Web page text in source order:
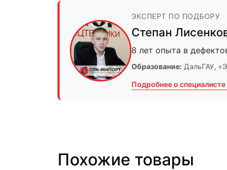
ЭКСПЕРТ ПО ПОДБОРУ
Степан
8 лет опыта в
Образование: ДальГАУ,
Подробнее о
Похожие товары